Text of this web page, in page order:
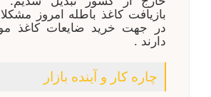
بازیافت کاغذ باطله امروز
در جهت خرید ضایعات کاغذ
دارند .
چاره کار و آینده بازار